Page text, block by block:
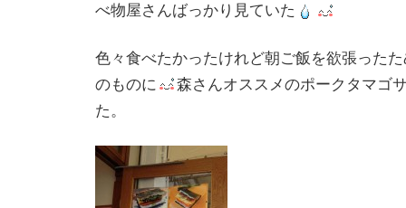
べ物屋さんばっかり見ていた
色々食べたかったけれど朝ご飯を欲張った
のものに
森さんオススメのポークタマゴ
た。